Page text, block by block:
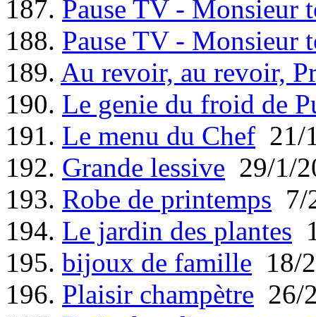
187. Pause TV - Monsieur
188. Pause TV - Monsieur
189. Au revoir, au revoir,
190. Le genie du froid de
191. Le menu du Chef 21/
192. Grande lessive 29/1/
193. Robe de printemps 7/
194. Le jardin des plantes
195. bijoux de famille 18/
196. Plaisir champètre 26/